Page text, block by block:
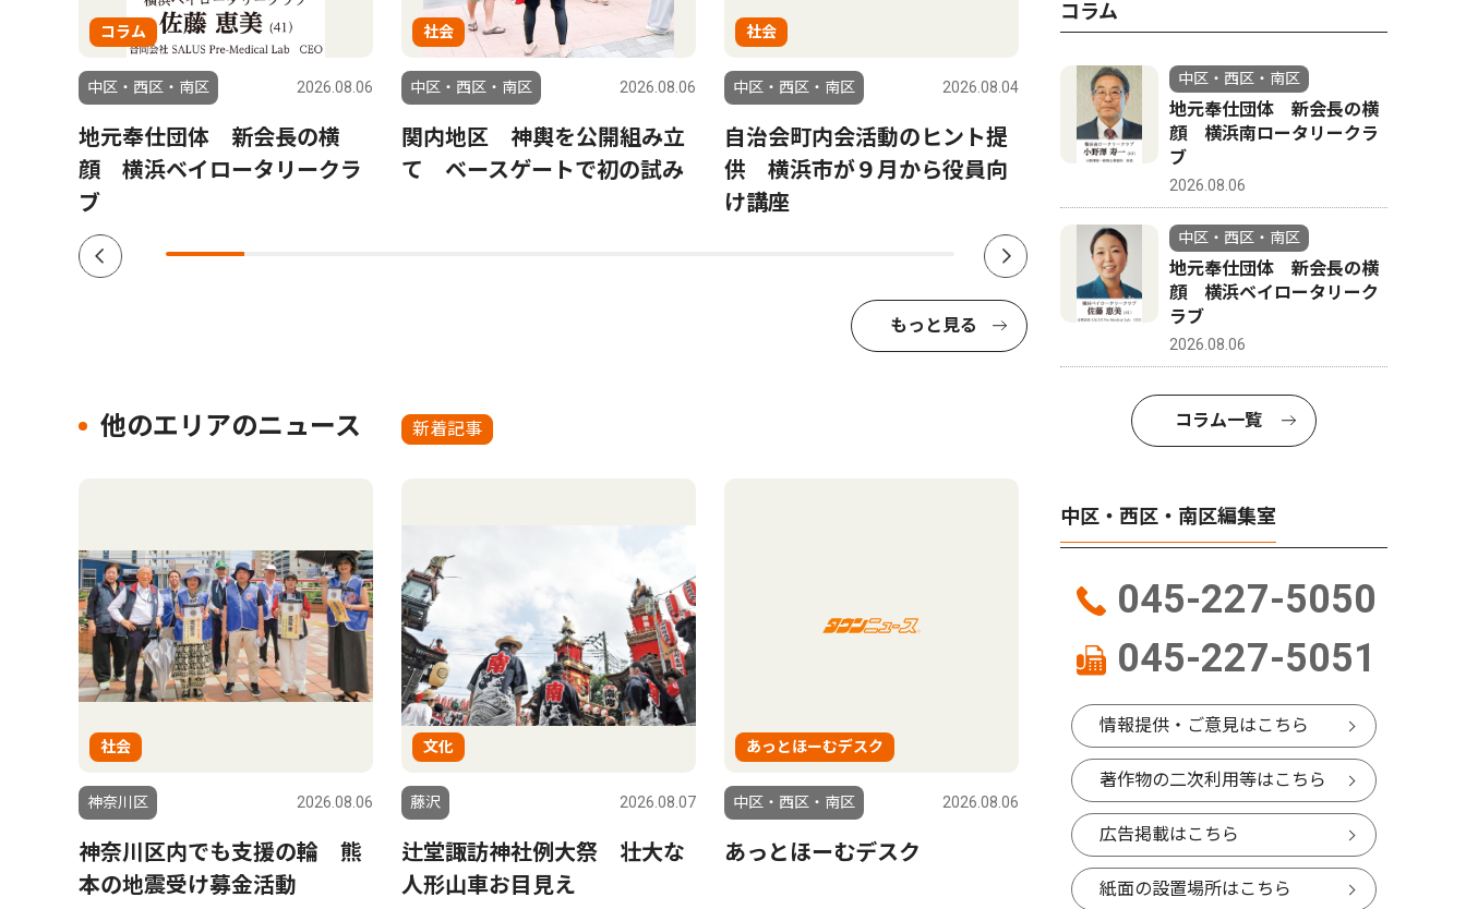
コラム
中区・西区・南区 2026.08.06
地元奉仕団体 新会長の横
顔 横浜ベイロータリークラ
ブ
社会
中区・西区・南区 2026.08.06
関内地区 神輿を公開組み立
て ベースゲートで初の試み
社会
中区・西区・南区 2026.08.04
自治会町内会活動のヒント提
供 横浜市が９月から役員向
け講座
文化
中区・西区・南区 2026.08.06
「ゆず色」のオシロイバナ
ファン通じ、横浜から全国へ
南区・吉
ぐ 南警
もっと見る
他のエリアのニュース 新着記事
社会
神奈川区 2026.08.06
神奈川区内でも支援の輪 熊
本の地震受け募金活動
文化
藤沢 2026.08.07
辻堂諏訪神社例大祭 壮大な
人形山車お目見え
あっとほーむデスク
中区・西区・南区 2026.08.06
あっとほーむデスク
コラム
中区・西区・南区
地元奉仕団体 新会長の横
顔 横浜南ロータリークラ
ブ
2026.08.06
中区・西区・南区
地元奉仕団体 新会長の横
顔 横浜ベイロータリーク
ラブ
2026.08.06
コラム一覧
中区・西区・南区編集室
045-227-5050
045-227-5051
情報提供・ご意見はこちら
著作物の二次利用等はこちら
広告掲載はこちら
紙面の設置場所はこちら